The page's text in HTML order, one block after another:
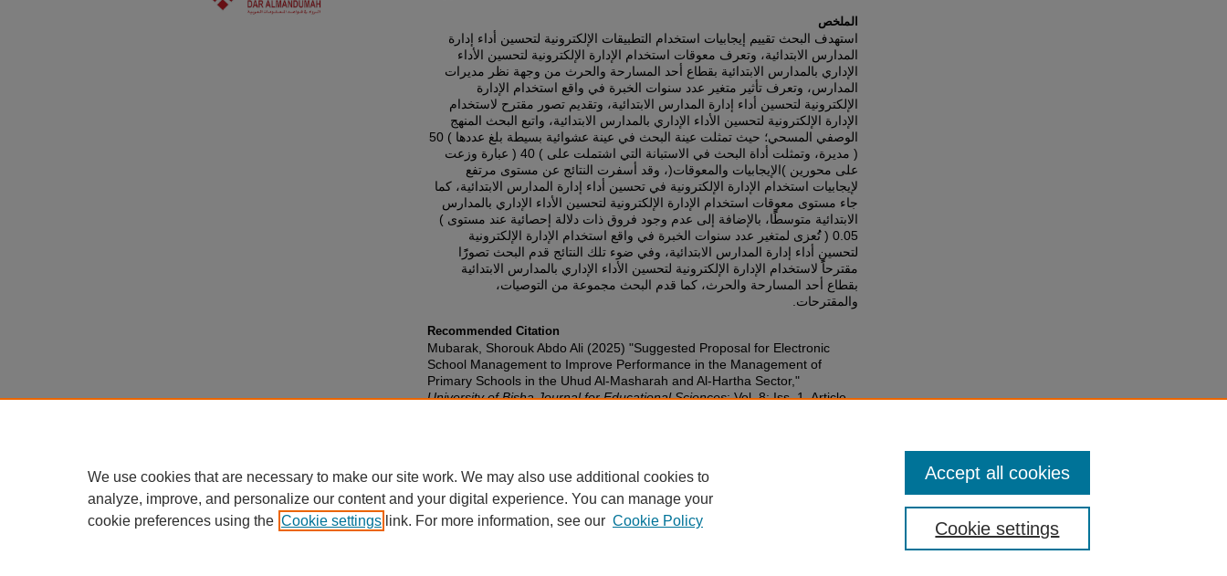
الملخص
استهدف البحث تقييم إيجابيات استخدام التطبيقات الإلكترونية لتحسين أداء إدارة
المدارس الابتدائية، وتعرف معوقات استخدام الإدارة الإلكترونية لتحسين الأداء
الإداري بالمدارس الابتدائية بقطاع أحد المسارحة والحرث من وجهة نظر مديرات
المدارس، وتعرف تأثير متغير عدد سنوات الخبرة في واقع استخدام الإدارة
الإلكترونية لتحسين أداء إدارة المدارس الابتدائية، وتقديم تصور مقترح لاستخدام
الإدارة الإلكترونية لتحسين الأداء الإداري بالمدارس الابتدائية، واتبع البحث المنهج
الوصفي المسحي؛ حيث تمثلت عينة البحث في عينة عشوائية بسيطة بلغ عددها ) 50
( مديرة، وتمثلت أداة البحث في الاستبانة التي اشتملت على ) 40 ( عبارة وزعت
على محورين )الإيجابيات والمعوقات(، وقد أسفرت النتائج عن مستوى مرتفع
لإيجابيات استخدام الإدارة الإلكترونية في تحسين أداء إدارة المدارس الابتدائية، كما
جاء مستوى معوقات استخدام الإدارة الإلكترونية لتحسين الأداء الإداري بالمدارس
الابتدائية متوسطًًا، بالإضافة إلى عدم وجود فروق ذات دلالة إحصائية عند مستوى )
0.05 ( تُُعزى لمتغير عدد سنوات الخبرة في واقع استخدام الإدارة الإلكترونية
لتحسين أداء إدارة المدارس الابتدائية، وفي ضوء تلك النتائج قدم البحث تصورًًا
مقترحاًً لاستخدام الإدارة الإلكترونية لتحسين الأداء الإداري بالمدارس الابتدائية
بقطاع أحد المسارحة والحرث، كما قدم البحث مجموعة من التوصيات،
والمقترحات.
Recommended Citation
Mubarak, Shorouk Abdo Ali (2025) "Suggested Proposal for Electronic
School Management to Improve Performance in the Management of
Primary Schools in the Uhud Al-Masharah and Al-Hartha Sector,"
University of Bisha Journal for Educational Sciences: Vol. 8: Iss. 1, Article
We use cookies that are necessary to make our site work. We may also use additional cookies to
analyze, improve, and personalize our content and your digital experience. You can manage your
cookie preferences using the Cookie settings link. For more information, see our Cookie Policy Cookie settings
Accept all cookies